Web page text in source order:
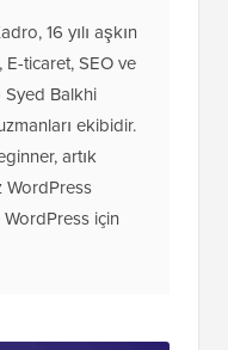
16 yılı aşkın
E-ticaret, SEO ve
Syed Balkhi
ekibidir.
artık
için